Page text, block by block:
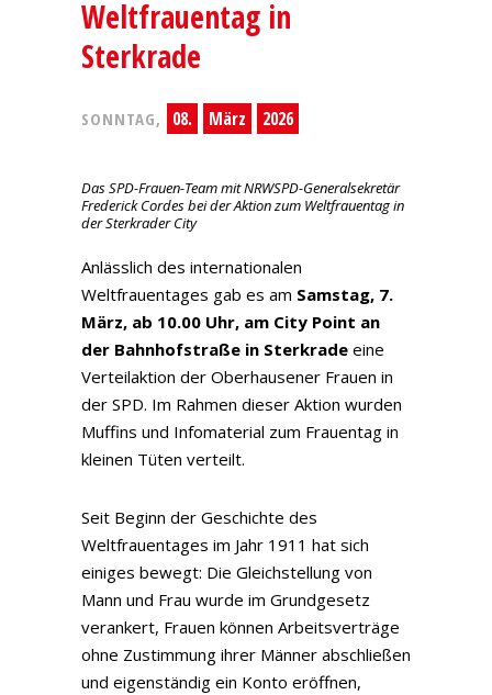
Weltfrauentag in
Sterkrade
SONNTAG, 08. März 2026
Das SPD-Frauen-Team mit NRWSPD-Generalsekretär
Frederick Cordes bei der Aktion zum Weltfrauentag in
der Sterkrader City
Anlässlich des internationalen
Weltfrauentages gab es am Samstag, 7.
März, ab 10.00 Uhr, am City Point an
der Bahnhofstraße in Sterkrade eine
Verteilaktion der Oberhausener Frauen in
der SPD. Im Rahmen dieser Aktion wurden
Muffins und Infomaterial zum Frauentag in
kleinen Tüten verteilt.
Seit Beginn der Geschichte des
Weltfrauentages im Jahr 1911 hat sich
einiges bewegt: Die Gleichstellung von
Mann und Frau wurde im Grundgesetz
verankert, Frauen können Arbeitsverträge
ohne Zustimmung ihrer Männer abschließen
und eigenständig ein Konto eröffnen,